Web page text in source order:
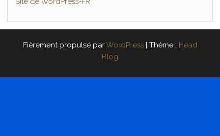
Fièrement propulsé parWordPress | Thème : Head
Blog